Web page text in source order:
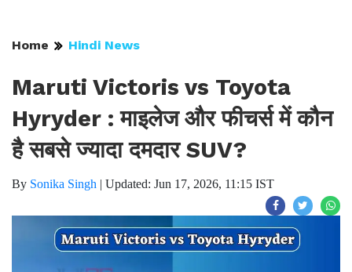
Home Hindi News
Maruti Victoris vs Toyota
Hyryder : माइलेज और फीचर्स में कौन
है सबसे ज्यादा दमदार SUV?
By Sonika Singh | Updated: Jun 17, 2026, 11:15 IST